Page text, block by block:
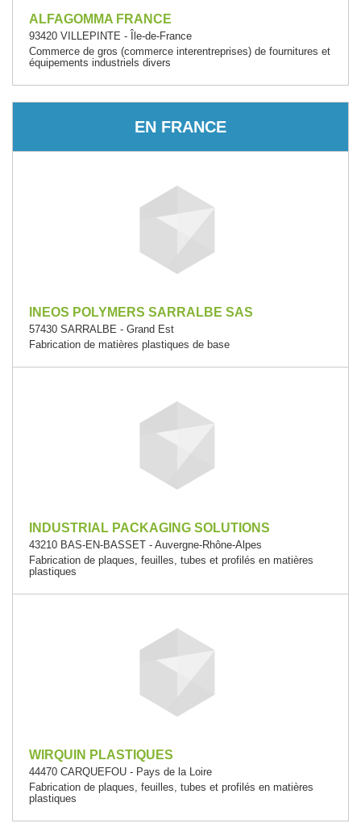
ALFAGOMMA FRANCE
93420 VILLEPINTE - Île-de-France
Commerce de gros (commerce interentreprises) de fournitures et
équipements industriels divers
EN FRANCE
INEOS POLYMERS SARRALBE SAS
57430 SARRALBE - Grand Est
Fabrication de matières plastiques de base
INDUSTRIAL PACKAGING SOLUTIONS
43210 BAS-EN-BASSET - Auvergne-Rhône-Alpes
Fabrication de plaques, feuilles, tubes et profilés en matières
plastiques
WIRQUIN PLASTIQUES
44470 CARQUEFOU - Pays de la Loire
Fabrication de plaques, feuilles, tubes et profilés en matières
plastiques